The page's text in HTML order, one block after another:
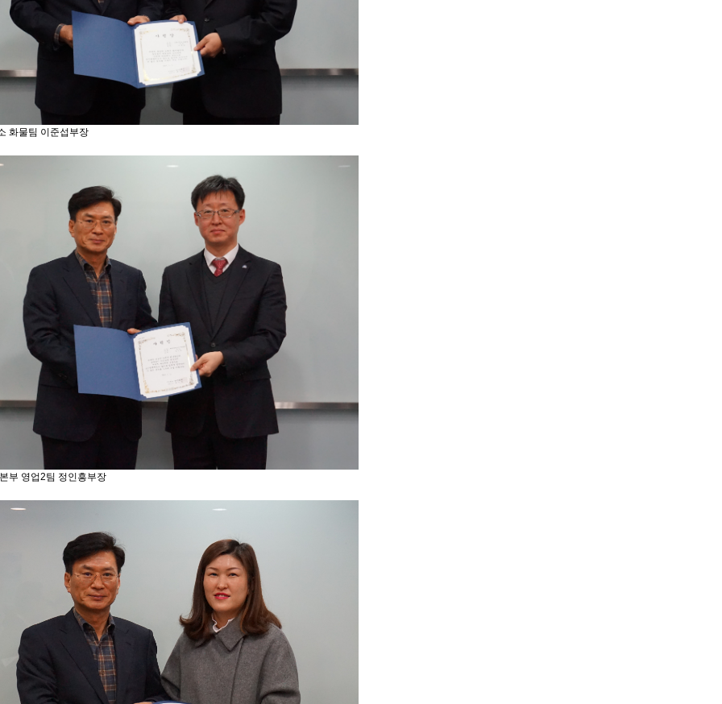
화물팀 이준섭부장
부 영업2팀 정인흥부장